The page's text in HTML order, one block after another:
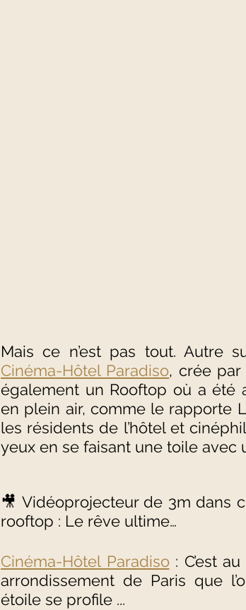
Cinéma-Hôtel Paradiso, crée par
également un Rooftop où a été
en plein air, comme le rapporte
les résidents de l’hôtel et
yeux en se faisant une toile avec
🎥 Vidéoprojecteur de 3m dans
rooftop : Le rêve ultime…
Cinéma-Hôtel Paradiso : C’est
arrondissement de Paris que
étoile se profile ...